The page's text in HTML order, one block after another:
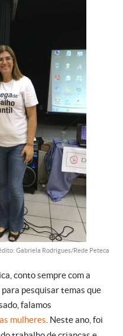
Gabriela Rodrigues/Rede Peteca
conto sempre com a
pesquisar temas que
falamos
mulheres . Neste ano, foi